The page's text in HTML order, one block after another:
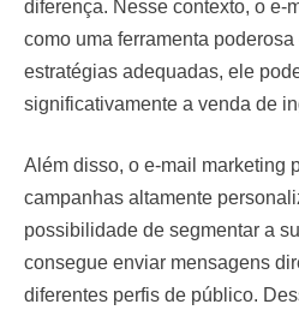
diferença. Nesse contexto, o e-
como uma ferramenta
estratégias adequadas, ele
significativamente a venda de
Além disso, o e-mail marketing
campanhas altamente
possibilidade de segmentar a
consegue enviar mensagens
diferentes perfis de público.